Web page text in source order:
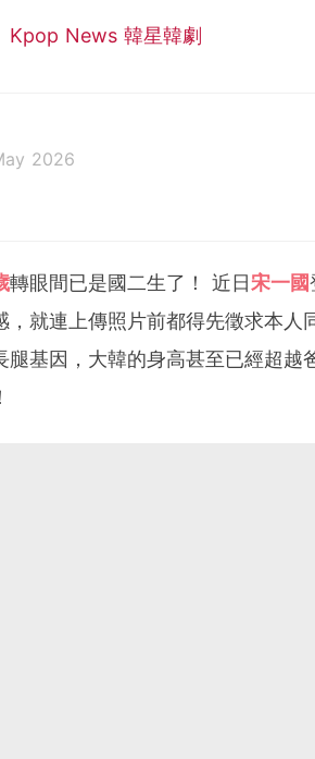
Kpop News 韓星韓劇
2026
轉眼間已是國二生了！ 近日宋一國
就連上傳照片前都得先徵求本人
基因，大韓的身高甚至已經超越